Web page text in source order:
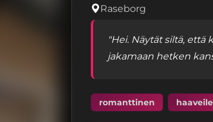
Raseborg
"Hei. Näytät siltä, että
jakamaan hetken
romanttinen